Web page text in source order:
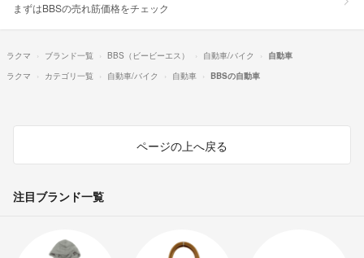
まずはBBSの売れ筋価格をチェック
ラクマ ブランド一覧 BBS（ビービーエス） 自動車/バイク
自動車
ラクマ
カテゴリ一覧 自動車/バイク 自動車 BBSの自動車
ページの上へ戻る
注目ブランド一覧